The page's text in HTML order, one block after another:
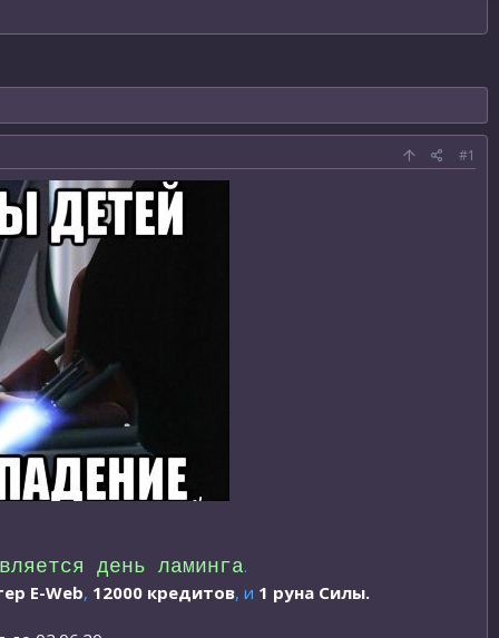
#1
день ламинга.
E-Web, 12000 кредитов, и 1 руна Силы.